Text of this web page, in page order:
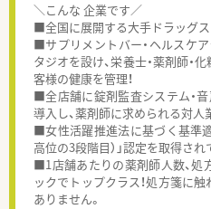
＼こんな 企業です／
■全国に展開する大手ドラッグ
■サプリメントバー・ヘルスケ
タジオを設け、栄養士・薬剤師・
客様の健康を管理！
■全店舗に錠剤監査システム・
導入し、薬剤師に求められる対
■女性活躍推進法に基づく基準
高位の3段階目）」認定を取得さ
■1店舗あたりの薬剤師人数、処
ックでトップクラス！処方箋に
ありません。